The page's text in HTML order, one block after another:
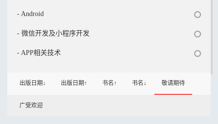
- Android
- 微信开发及小程序开发
- APP相关技术
出版日期↓ 出版日期↑ 书名↑ 书名↓ 敬请期待
广受欢迎